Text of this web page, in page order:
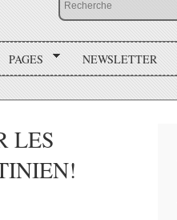
PAGES NEWSLETTER
LES